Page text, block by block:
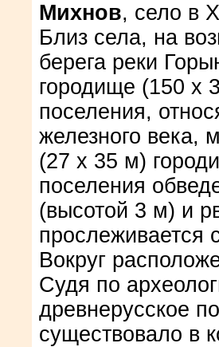
Михнов, село в
Близ села, на
берега реки
городище (150 x
поселения,
железного века,
(27 x 35 м)
поселения
(высотой 3 м) и
прослеживается
Вокруг
Судя по
древнерусское
существовало в